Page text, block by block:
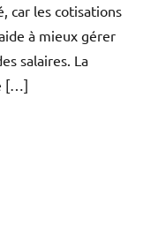
car les cotisations
à mieux gérer
salaires. La
[…]